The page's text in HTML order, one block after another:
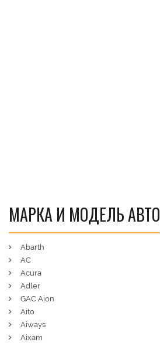
МАРКА И МОДЕЛЬ АВТО
Abarth
AC
Acura
Adler
GAC Aion
Aito
Aiways
Aixam